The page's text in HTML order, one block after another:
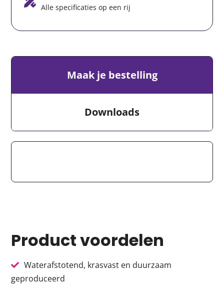
Alle specificaties op een rij
Maak je bestelling
Downloads
Product voordelen
Waterafstotend, krasvast en duurzaam
geproduceerd